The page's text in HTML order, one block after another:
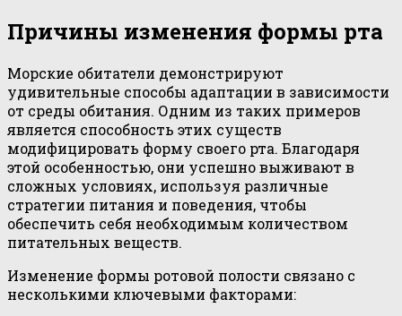
Причины изменения формы рта
Морские обитатели демонстрируют
удивительные способы адаптации в зависимости
от среды обитания. Одним из таких примеров
является способность этих существ
модифицировать форму своего рта. Благодаря
этой особенностью, они успешно выживают в
сложных условиях, используя различные
стратегии питания и поведения, чтобы
обеспечить себя необходимым количеством
питательных веществ.
Изменение формы ротовой полости связано с
несколькими ключевыми факторами: